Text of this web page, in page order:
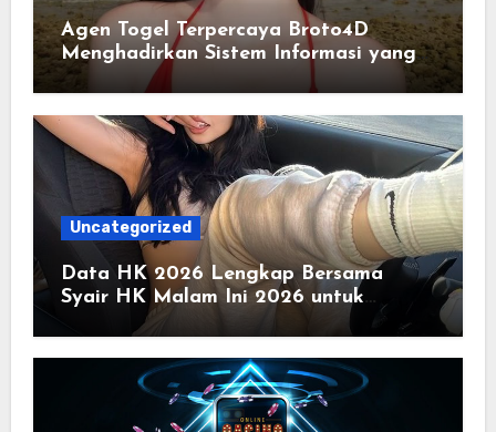
Agen Togel Terpercaya Broto4D
Menghadirkan Sistem Informasi yang
Cepat dan Terorganisir
Uncategorized
Data HK 2026 Lengkap Bersama
Syair HK Malam Ini 2026 untuk
Mengamati Tren Angka